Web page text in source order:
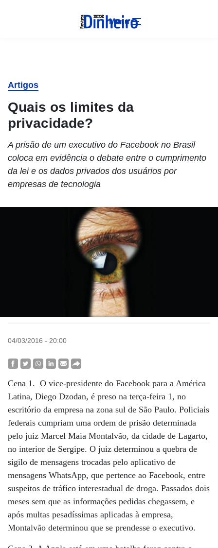
Menu
Artigos
Quais os limites da
privacidade?
A prisão de um executivo do Facebook no Brasil
coloca em evidência o debate entre o cumprimento
da lei e os dados privados dos usuários por
empresas de tecnologia
04/03/2016 - 20:00
Cena 1. O vice-presidente do Facebook para a América
Latina, Diego Dzodan, é preso na terça-feira 1, no
escritório da empresa na zona sul de São Paulo. Policiais
federais cumpriam uma ordem de prisão determinada
pelo juiz Marcel Maia Montalvão, da cidade de Lagarto,
no interior de Sergipe. O juiz determinou a quebra de
sigilo de mensagens trocadas pelo aplicativo de
mensagens WhatsApp, que pertence ao Facebook, entre
suspeitos de tráfico interestadual de droga. Passados dois
meses sem que as informações pedidas chegassem, e
após multas pesadíssimas aplicadas à empresa,
Montalvão determinou que se prendesse o executivo.